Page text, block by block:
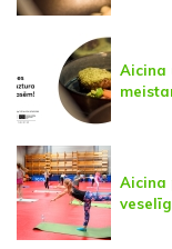
Aicina
Aicina